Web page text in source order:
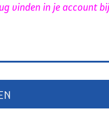
vinden in je account